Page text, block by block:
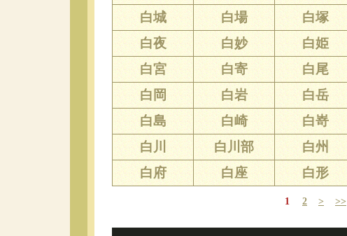
白城
白場 白塚
白夜
白妙 白姫
白宮
白寄 白尾
白岡
白岩 白岳
白島
白崎 白嵜
白川
白川部 白州
白府
白座 白形
1 2 > >>